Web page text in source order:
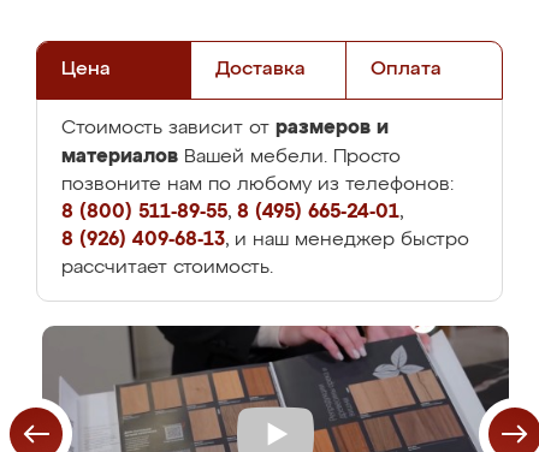
Цена Доставка Оплата
Стоимость зависит от размеров и
материалов Вашей мебели. Просто
позвоните нам по любому из телефонов:
8 (800) 511-89-55, 8 (495) 665-24-01,
8 (926) 409-68-13, и наш менеджер быстро
рассчитает стоимость.